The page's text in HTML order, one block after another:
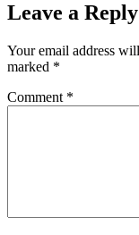
Leave a Reply
Your email address
marked *
Comment *